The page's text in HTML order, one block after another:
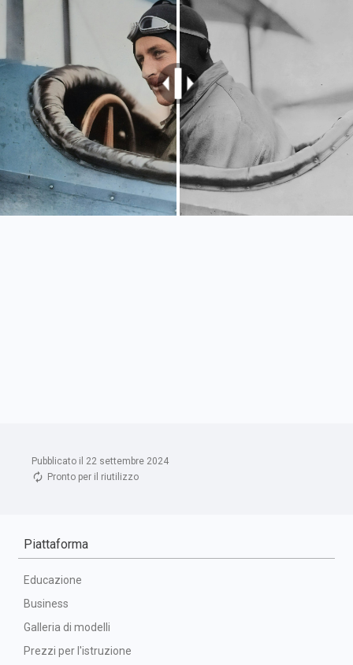
Pubblicato il 22 settembre 2024
Pronto per il riutilizzo
Piattaforma
Educazione
Business
Galleria di modelli
Prezzi per l'istruzione